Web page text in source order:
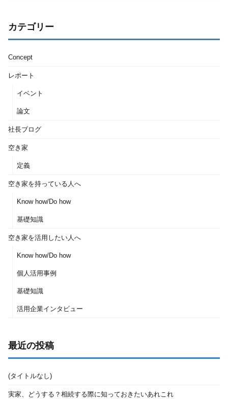
カテゴリー
Concept
レポート
イベント
論文
社長ブログ
空き家
定義
空き家を持っている人へ
Know how/Do how
基礎知識
空き家を活用したい人へ
Know how/Do how
個人活用事例
基礎知識
活用企業インタビュー
最近の投稿
(タイトルなし)
実家、どうする？相続する際に知っておきたいあれこれ